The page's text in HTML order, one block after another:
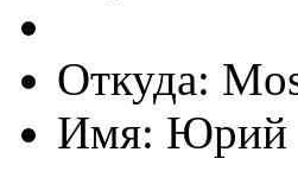
Откуда:
Имя: Юрий